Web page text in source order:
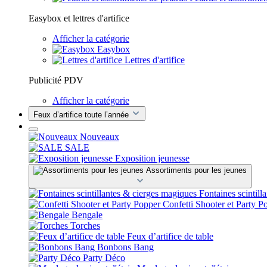
Easybox et lettres d'artifice
Afficher la catégorie
Easybox
Lettres d'artifice
Publicité PDV
Afficher la catégorie
Feux d’artifice toute l’année
Nouveaux
SALE
Exposition jeunesse
Assortiments pour les jeunes
Fontaines
Confetti Shooter et Party
Bengale
Torches
Feux d’artifice de table
Bonbons Bang
Party Déco